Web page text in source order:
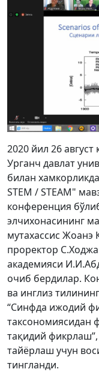
2020 йил 26
Урганч давлат
билан
STEM / STEAM"
конференция
элчихонасининг
мутахассис
проректор
академияси
очиб бердилар.
ва инглиз
“Синфда ижодий
таксономиясидан
тақидий
тайёрлаш учун
тингланди.